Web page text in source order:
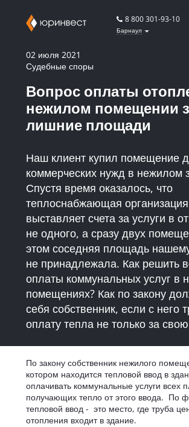
8 800 301-93-10
Барнаул
02 июля 2021
Судебные споры
Вопрос оплаты
нежилом помещении
лишние площади
Наш клиент купил помещение
коммерческих нужд в нежилом
Спустя время оказалось, что
теплоснабжающая организация
выставляет счета за услуги в
не одного, а сразу двух
этом соседняя площадь
не принадлежала. Как решить
оплаты коммунальных услуг в
помещениях? Как по закону
себя собственник, если с него
оплату тепла не только за
По закону собственник нежилого
котором находится тепловой ввод в
оплачивать коммунальные услуги всех
получающих тепло от этого ввода. По
тепловой ввод - это место, где труба
отопления входит в здание.